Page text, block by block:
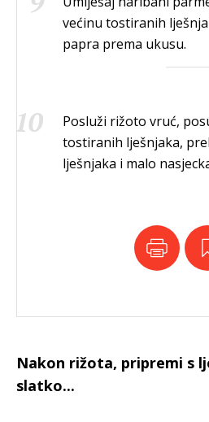
većinu tostiranih
papra prema ukusu.
Posluži rižoto vruć,
tostiranih lješnjaka,
lješnjaka i malo
Nakon rižota, pripremi s
slatko...